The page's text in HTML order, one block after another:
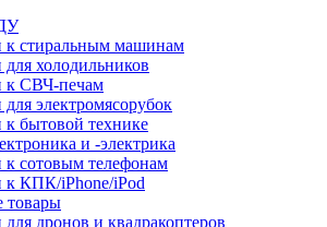
к стиральным машинам
для холодильников
к СВЧ-печам
для электромясорубок
к бытовой технике
и -электрика
к сотовым телефонам
к КПК/iPhone/iPod
товары
для дронов и квадракоптеров